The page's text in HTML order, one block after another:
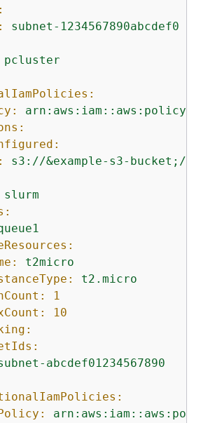
subnet-1234567890abcdef0
pcluster
arn:aws:iam::aws:policy/
s3://&example-s3-bucket;/
slurm
t2micro
t2.micro
1
10
abcdef01234567890